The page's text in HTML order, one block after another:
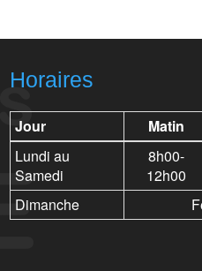
Horaires
Jour Matin
Lundi au
Samedi
8h00-
12h00
Dimanche